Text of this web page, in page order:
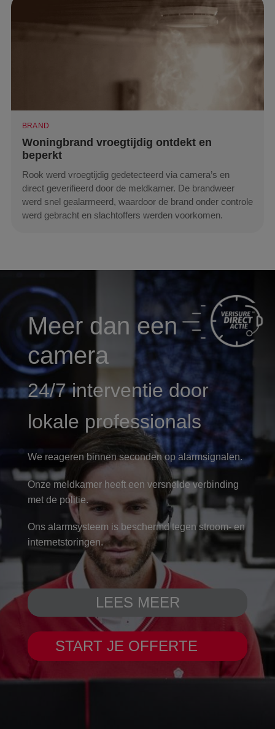
BRAND
Woningbrand vroegtijdig ontdekt en
beperkt
Rook werd vroegtijdig gedetecteerd via camera’s en
direct geverifieerd door de meldkamer. De brandweer
werd snel gealarmeerd, waardoor de brand onder controle
werd gebracht en slachtoffers werden voorkomen.
Meer dan een
camera
24/7 interventie door
lokale professionals
We reageren binnen seconden op alarmsignalen.
Onze meldkamer heeft een versnelde verbinding
met de politie.
Ons alarmsysteem is beschermd tegen stroom- en
internetstoringen.
LEES MEER
START JE OFFERTE